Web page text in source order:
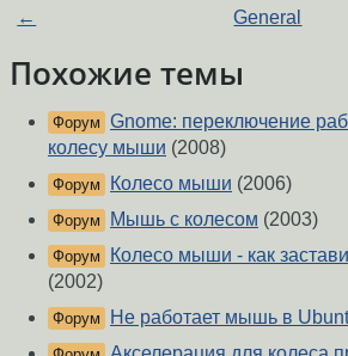
← General
Похожие темы
Форум Gnome: переключение
колесу мыши (2008)
Форум Колесо мыши (2006)
Форум Мышь с колесом (2003)
Форум
Колесо мыши - как
(2002)
Форум Не работает мышь в